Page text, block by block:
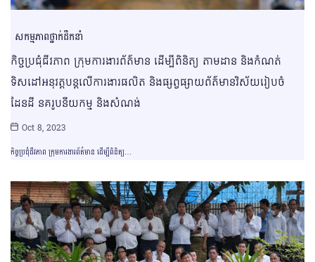
សកម្មភាពថ្នាក់ដឹកនាំ
កិច្ចប្រជុំជីវភាព ក្រុមការងារព័ត៌មាន ដើម្បីពិនិត្យ តាមដាន និងកំណត់
ទិសដៅអនុវត្តបន្តលើការងារផលិត និងផ្សព្វផ្សាយព័ត៌មានវិស័យរៀបចំ
ដែនដី នគរូបនីយកម្ម និងសំណង់
Oct 8, 2023
កិច្ចប្រជុំជីវភាព ក្រុមការងារព័ត៌មាន ដើម្បីពិនិត្យ…